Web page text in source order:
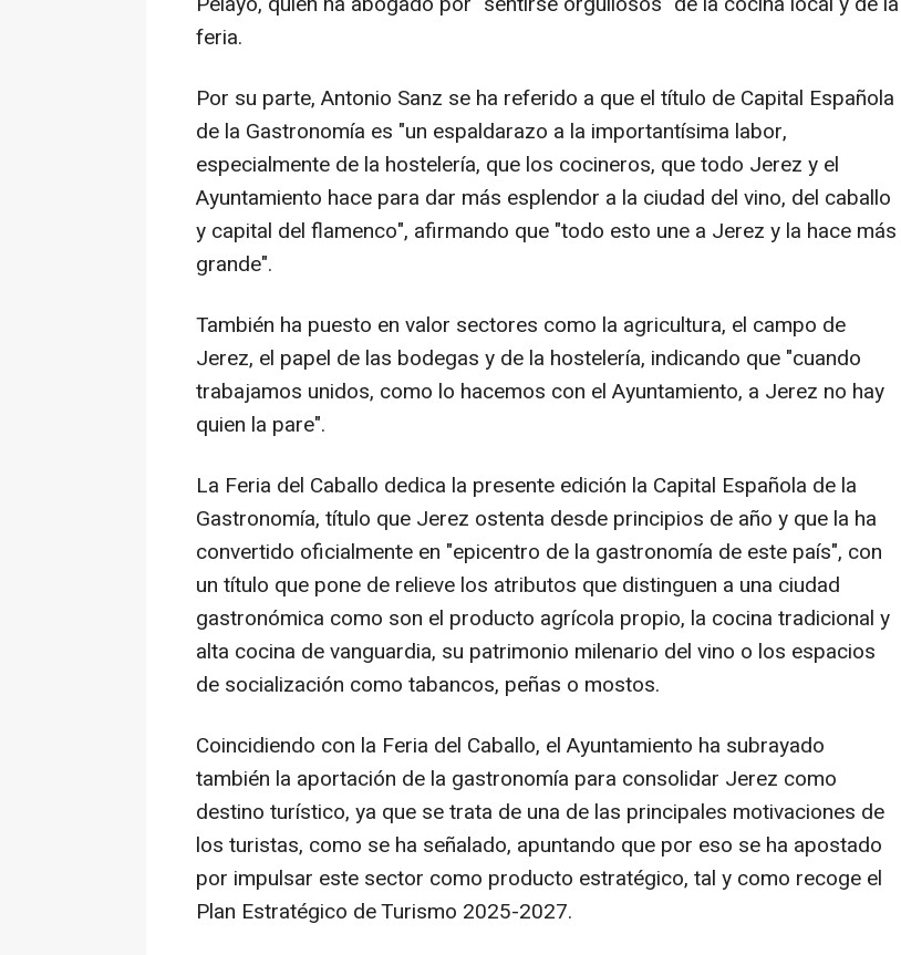
feria.
Por su parte, Antonio Sanz se ha referido a que el título de Capital Española
de la Gastronomía es "un espaldarazo a la importantísima labor,
especialmente de la hostelería, que los cocineros, que todo Jerez y el
Ayuntamiento hace para dar más esplendor a la ciudad del vino, del caballo
y capital del flamenco", afirmando que "todo esto une a Jerez y la hace más
grande".
También ha puesto en valor sectores como la agricultura, el campo de
Jerez, el papel de las bodegas y de la hostelería, indicando que "cuando
trabajamos unidos, como lo hacemos con el Ayuntamiento, a Jerez no hay
quien la pare".
La Feria del Caballo dedica la presente edición la Capital Española de la
Gastronomía, título que Jerez ostenta desde principios de año y que la ha
convertido oficialmente en "epicentro de la gastronomía de este país", con
un título que pone de relieve los atributos que distinguen a una ciudad
gastronómica como son el producto agrícola propio, la cocina tradicional y
alta cocina de vanguardia, su patrimonio milenario del vino o los espacios
de socialización como tabancos, peñas o mostos.
Coincidiendo con la Feria del Caballo, el Ayuntamiento ha subrayado
también la aportación de la gastronomía para consolidar Jerez como
destino turístico, ya que se trata de una de las principales motivaciones de
los turistas, como se ha señalado, apuntando que por eso se ha apostado
por impulsar este sector como producto estratégico, tal y como recoge el
Plan Estratégico de Turismo 2025-2027.